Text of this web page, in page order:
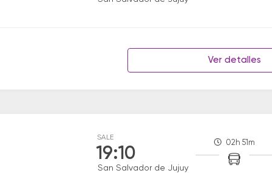
Ver detalles
SALE
19:10
San Salvador de Jujuy
02h 51m